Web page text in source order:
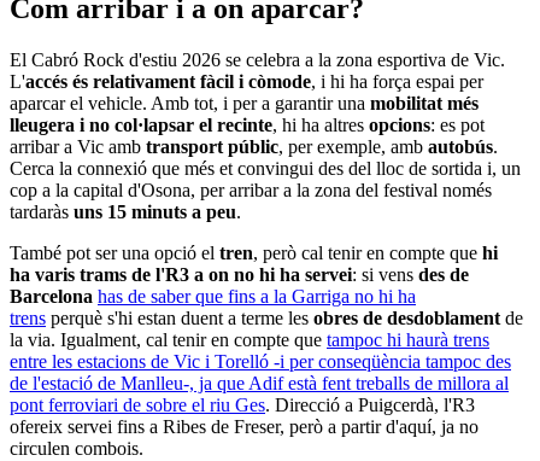
Com arribar i a on aparcar?
El Cabró Rock d'estiu 2026 se celebra a la zona esportiva de Vic.
L'accés és relativament fàcil i còmode, i hi ha força espai per
aparcar el vehicle. Amb tot, i per a garantir una mobilitat més
lleugera i no col·lapsar el recinte, hi ha altres opcions: es pot
arribar a Vic amb transport públic, per exemple, amb autobús.
Cerca la connexió que més et convingui des del lloc de sortida i, un
cop a la capital d'Osona, per arribar a la zona del festival només
tardaràs uns 15 minuts a peu.
També pot ser una opció el tren, però cal tenir en compte que hi
ha varis trams de l'R3 a on no hi ha servei: si vens des de
Barcelona has de saber que fins a la Garriga no hi ha
trens perquè s'hi estan duent a terme les obres de desdoblament de
la via. Igualment, cal tenir en compte que tampoc hi haurà trens
entre les estacions de Vic i Torelló -i per conseqüència tampoc des
de l'estació de Manlleu-, ja que Adif està fent treballs de millora al
pont ferroviari de sobre el riu Ges. Direcció a Puigcerdà, l'R3
ofereix servei fins a Ribes de Freser, però a partir d'aquí, ja no
circulen combois.